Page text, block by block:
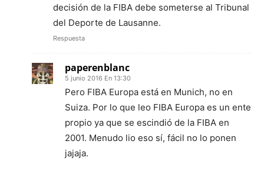
decisión de la FIBA debe someterse al Tribunal
del Deporte de Lausanne.
Respuesta
paperenblanc
5 junio 2016 En 13:30
Pero FIBA Europa está en Munich, no en
Suiza. Por lo que leo FIBA Europa es un ente
propio ya que se escindió de la FIBA en
2001. Menudo lio eso sí, fácil no lo ponen
jajaja.